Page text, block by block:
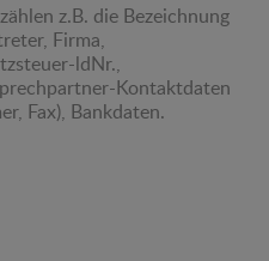
z.B. die Bezeichnung
Firma,
ldNr.,
Kontaktdaten
Fax), Bankdaten.